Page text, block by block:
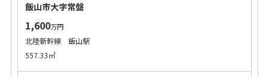
飯山市大字常盤
1,600万円
北陸新幹線 飯山駅
557.33㎡